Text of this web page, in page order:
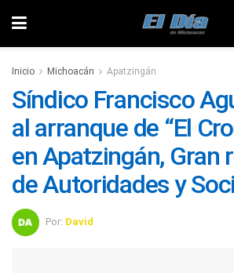
Inicio Michoacán Apatzingán
Síndico Francisco
al arranque de “El
en Apatzingán, Gran
de Autoridades y
Por: David